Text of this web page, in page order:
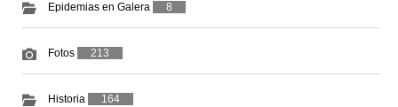
Epidemias en Galera 8
Fotos 213
Historia 164